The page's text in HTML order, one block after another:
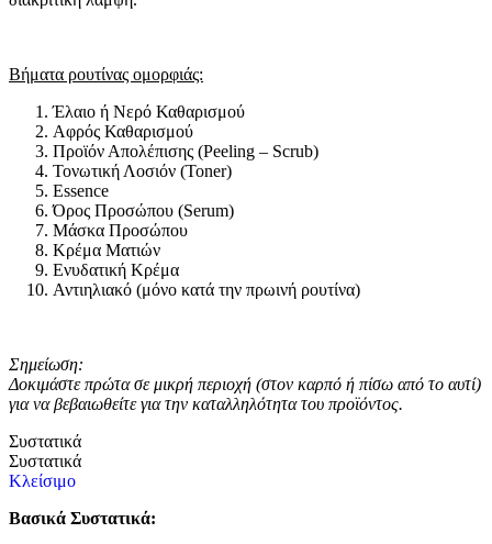
Βήματα ρουτίνας ομορφιάς:
Έλαιο ή Νερό Καθαρισμού
Αφρός Καθαρισμού
Προϊόν Απολέπισης (Peeling – Scrub)
Τονωτική Λοσιόν (Toner)
Essence
Όρος Προσώπου (Serum)
Μάσκα Προσώπου
Κρέμα Ματιών
Ενυδατική Κρέμα
Αντιηλιακό (μόνο κατά την πρωινή ρουτίνα)
Σημείωση:
Δοκιμάστε πρώτα σε μικρή περιοχή (στον καρπό ή πίσω από το αυτί)
για να βεβαιωθείτε για την καταλληλότητα του προϊόντος.
Συστατικά
Συστατικά
Κλείσιμο
Βασικά Συστατικά: